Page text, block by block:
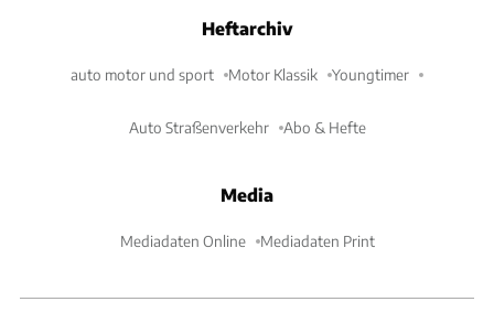
Heftarchiv
auto motor und sport Motor Klassik Youngtimer
Auto Straßenverkehr Abo & Hefte
Media
Mediadaten Online Mediadaten Print